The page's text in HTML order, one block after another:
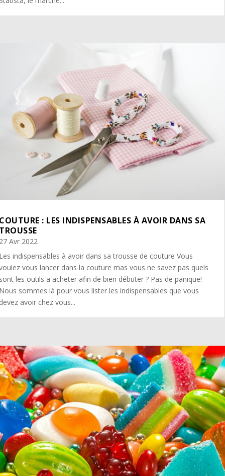
: LES INDISPENSABLES À AVOIR DANS SA
Avr 2022
indispensables à avoir dans sa trousse de couture Vous
vous lancer dans la couture mas vous ne savez pas quels
les outils a acheter afin de bien débuter ? Pas de panique!
sommes là pour vous lister les indispensables que vous
avoir chez vous...